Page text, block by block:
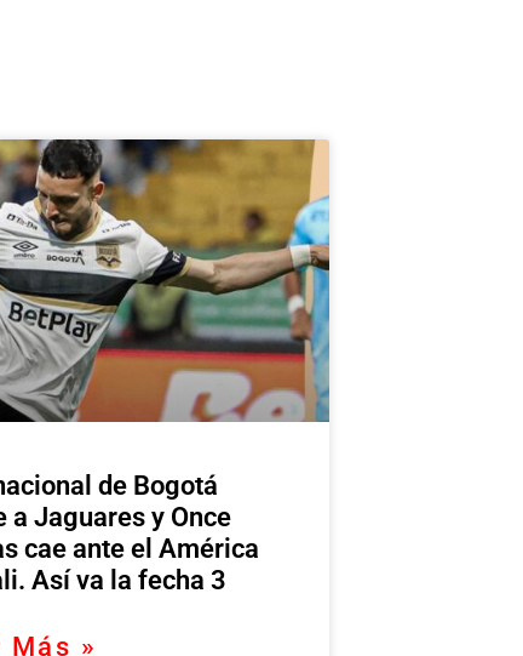
de Bogotá
a Jaguares y Once
cae ante el América
Así va la fecha 3
Más »